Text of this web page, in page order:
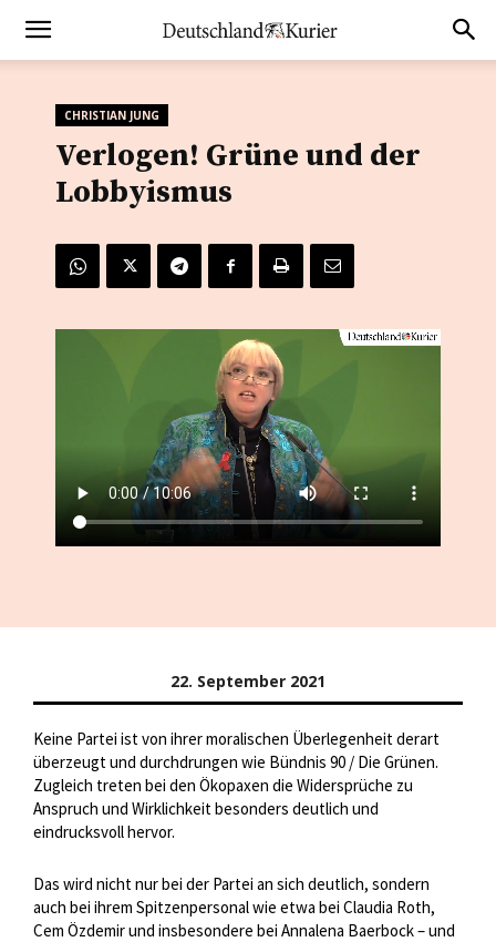
CHRISTIAN JUNG
Verlogen! Grüne und der
Lobbyismus
22. September 2021
Keine Partei ist von ihrer moralischen Überlegenheit derart
überzeugt und durchdrungen wie Bündnis 90 / Die Grünen.
Zugleich treten bei den Ökopaxen die Widersprüche zu
Anspruch und Wirklichkeit besonders deutlich und
eindrucksvoll hervor.
Das wird nicht nur bei der Partei an sich deutlich, sondern
auch bei ihrem Spitzenpersonal wie etwa bei Claudia Roth,
Cem Özdemir und insbesondere bei Annalena Baerbock – und